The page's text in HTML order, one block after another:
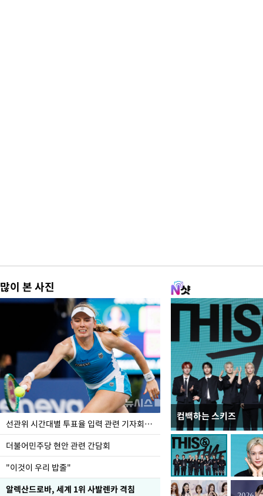
많이 본 사진
선관위 시간대별 투표율 입력 관련 기자회견하는 주진우 의원
더불어민주당 현안 관련 간담회
"이것이 우리 밥줄"
알렉산드로바, 세계 1위 사발렌카 격침
컴백하는 스키즈
이번주 국회에는 무